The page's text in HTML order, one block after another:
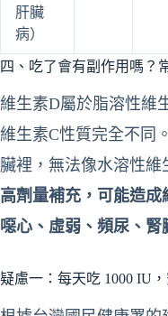
肝臟
病）
四、吃了會有副作用嗎？
維生素D屬於脂溶性維
維生素C性質完全不同
臟裡，無法像水溶性維
高劑量補充，可能造
噁心、虛弱、頻尿、腎
疑慮一：每天吃 1000 IU，